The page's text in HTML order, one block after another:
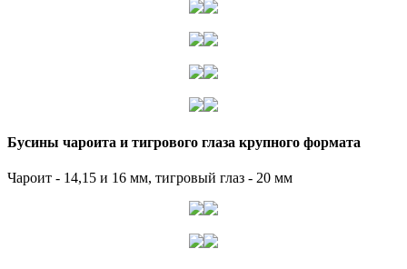
Бусины чароита и тигрового глаза крупного формата
Чароит - 14,15 и 16 мм, тигровый глаз - 20 мм